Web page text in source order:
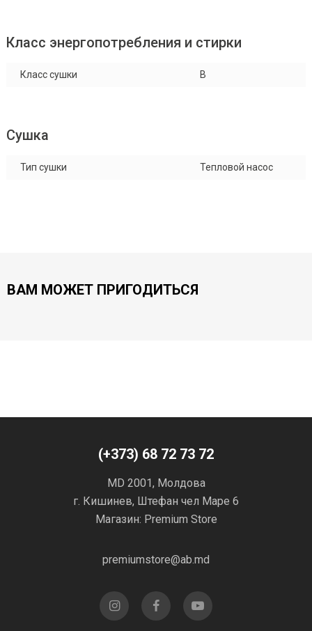
Класс энергопотребления и стирки
Класс сушки B
Сушка
Тип сушки Тепловой насос
ВАМ МОЖЕТ ПРИГОДИТЬСЯ
(+373) 68 72 73 72
MD 2001, Молдова
г. Кишинев, Штефан чел Маре 6
Магазин: Premium Store
premiumstore@ab.md